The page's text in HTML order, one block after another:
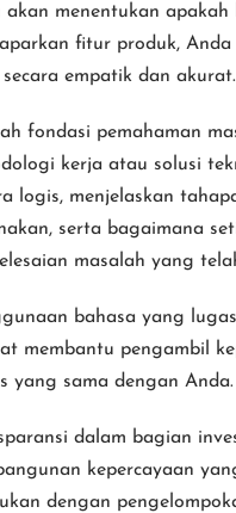
akan menentukan
fitur produk,
secara empatik dan akurat.
fondasi pemahaman
kerja atau solusi
logis, menjelaskan
serta bagaimana
masalah yang
bahasa yang
membantu pengambil
yang sama dengan Anda.
dalam bagian
kepercayaan
dengan